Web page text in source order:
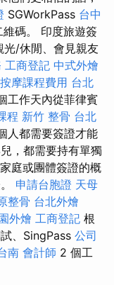
SGWorkPass 台中
碼。 印度旅遊簽
光/休閒、會見親友
工商登記 中式外燴
摩課程費用 台北
工作天內從菲律賓
程 新竹 整骨 台北
人都需要簽證才能
，都需要持有單獨
庭或團體簽證的概
申請台胞證 天母
整骨 台北外燴
外燴 工商登記 根
、SingPass 公司
南 會計師 2 個工